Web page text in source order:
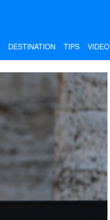
DESTINATION TIPS VIDEO